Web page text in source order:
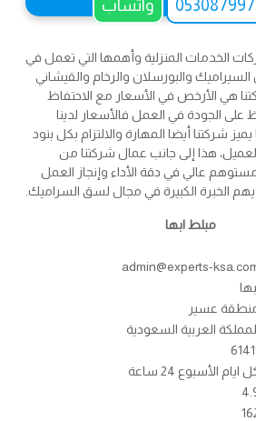
واتساب
الخدمات المنزلية وأهمها التي تعمل في
والبورسلان والرخام والقيشاني
هي الأرخص في الأسعار مع الاحتفاظ
على الجودة في العمل فالأسعار لدينا
شركتنا أيضا المهارة والالتزام بكل بنود
هذا إلى جانب عمال شركتنا من
عالي في دقة الأداء وإنجاز العمل
الخبرة الكبيرة في مجال لسق السراميك.
مبلط ابها
admin@experts-
عسير
العربية السعودية
ايام الأسبوع 24 ساعة